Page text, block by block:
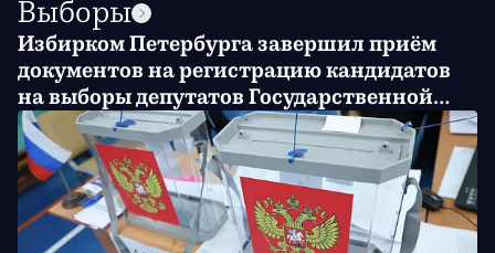
Выборы
Избирком Петербурга завершил приём
документов на регистрацию кандидатов
на выборы депутатов Государственной
Думы России